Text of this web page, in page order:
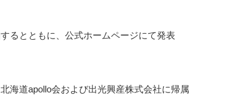
るとともに、公式ホームページにて発表
海道apollo会および出光興産株式会社に帰属